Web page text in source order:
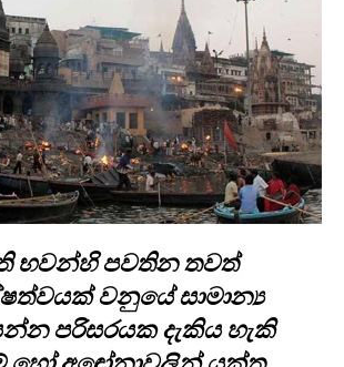
භවන්හි පවතින තවත්
වනුයේ සාමාන්‍ය
පරිසරයක දැකිය හැකි